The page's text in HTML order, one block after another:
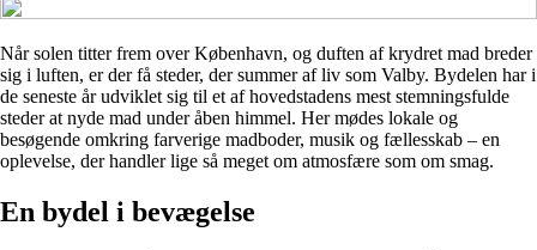
Når solen titter frem over København, og duften af krydret mad breder
sig i luften, er der få steder, der summer af liv som Valby. Bydelen har i
de seneste år udviklet sig til et af hovedstadens mest stemningsfulde
steder at nyde mad under åben himmel. Her mødes lokale og
besøgende omkring farverige madboder, musik og fællesskab – en
oplevelse, der handler lige så meget om atmosfære som om smag.
En bydel i bevægelse